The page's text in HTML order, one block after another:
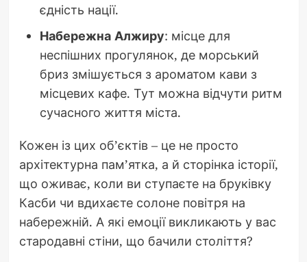
єдність нації.
Набережна Алжиру: місце для
неспішних прогулянок, де морський
бриз змішується з ароматом кави з
місцевих кафе. Тут можна відчути ритм
сучасного життя міста.
Кожен із цих об’єктів – це не просто
архітектурна пам’ятка, а й сторінка історії,
що оживає, коли ви ступаєте на бруківку
Касби чи вдихаєте солоне повітря на
набережній. А які емоції викликають у вас
стародавні стіни, що бачили століття?